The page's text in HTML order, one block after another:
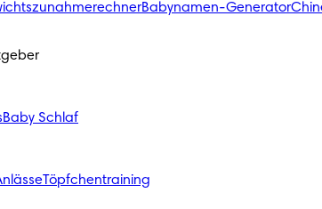
Babynamen-Generator
Baby Schlaf
Töpfchentraining